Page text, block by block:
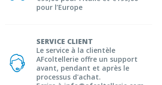
pour l’Europe
SERVICE CLIENT
Le service à la clientèle
AFcoltellerie offre un support
avant, pendant et après le
processus d'achat.